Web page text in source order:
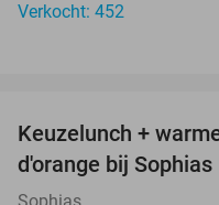
Verkocht: 452
Keuzelunch +
d'orange bij Sophias